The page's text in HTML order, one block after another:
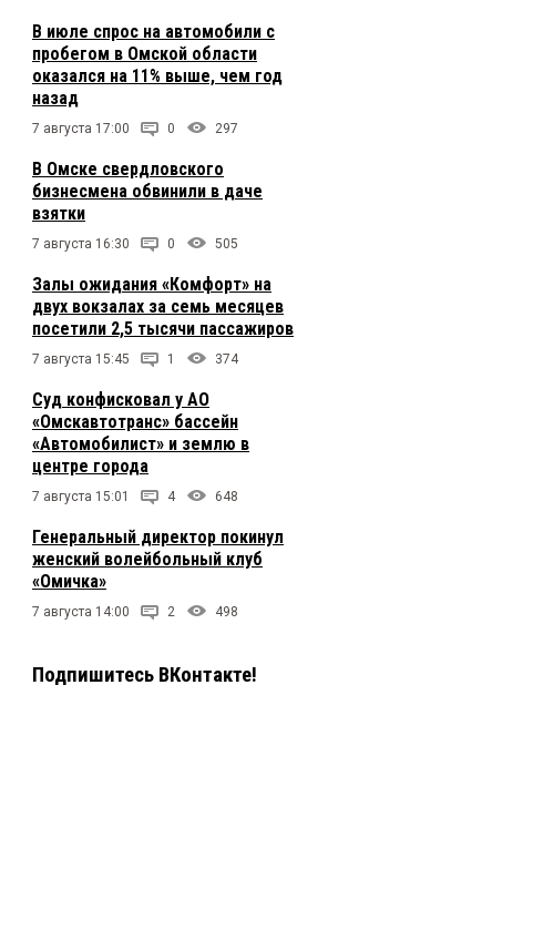
В июле спрос на автомобили с
пробегом в Омской области
оказался на 11% выше, чем год
назад
7 августа 17:00 0 297
В Омске свердловского
бизнесмена обвинили в даче
взятки
7 августа 16:30 0 505
Залы ожидания «Комфорт» на
двух вокзалах за семь месяцев
посетили 2,5 тысячи пассажиров
7 августа 15:45 1 374
Суд конфисковал у АО
«Омскавтотранс» бассейн
«Автомобилист» и землю в
центре города
7 августа 15:01 4 648
Генеральный директор покинул
женский волейбольный клуб
«Омичка»
7 августа 14:00 2 498
Подпишитесь ВКонтакте!